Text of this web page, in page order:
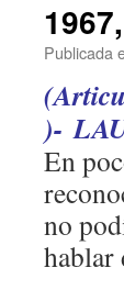
Publicada
)-
En
no
hablar